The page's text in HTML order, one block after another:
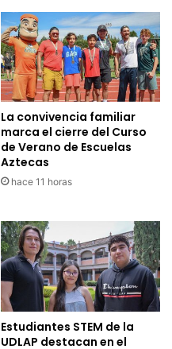
La convivencia familiar
marca el cierre del Curso
de Verano de Escuelas
Aztecas
hace 11 horas
Estudiantes STEM de la
UDLAP destacan en el